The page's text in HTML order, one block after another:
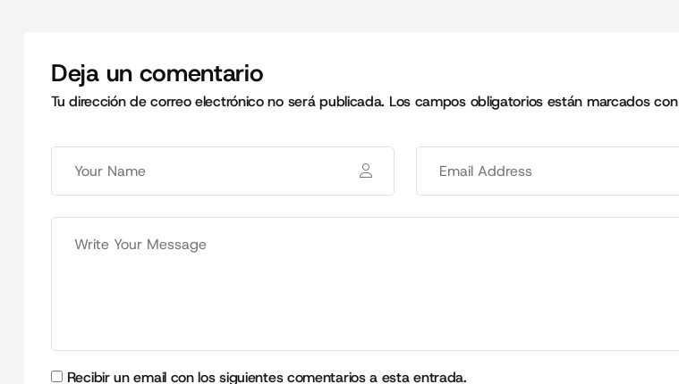
Deja un comentario
Tu dirección de correo electrónico no será publicada. Los campos obligatorios están marcados con
Recibir un email con los siguientes comentarios a esta entrada.